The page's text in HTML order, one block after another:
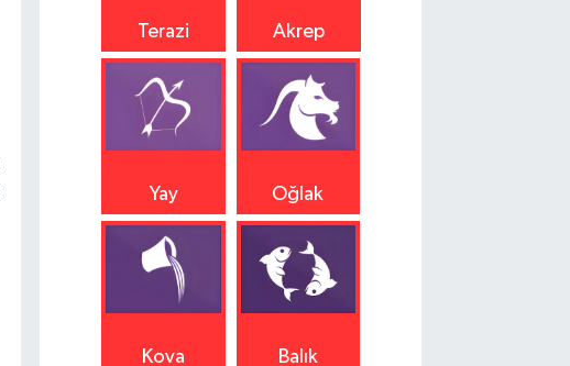
Terazi Akrep
Yay Oğlak
Kova Balık